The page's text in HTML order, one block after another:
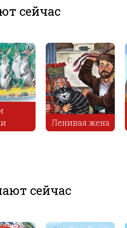
сейчас
Ленивая жена
сейчас